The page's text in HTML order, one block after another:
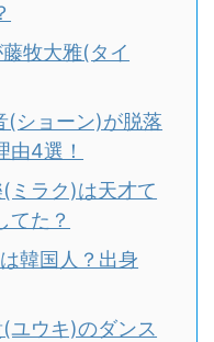
牧大雅(タイ
(ショーン)が脱落
由4選！
ミラク)は天才て
てた？
韓国人？出身
ユウキ)のダンス